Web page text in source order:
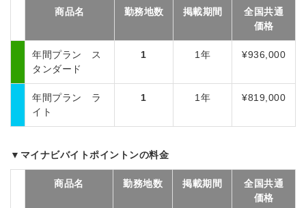
商品名 勤務地数 掲載期間
全国共通
価格
年間プラン ス
タンダード
1 1年 ¥936,000
年間プラン ラ
イト
1 1年 ¥819,000
▼マイナビバイトポイントンの料金
商品名 勤務地数 掲載期間
全国共通
価格